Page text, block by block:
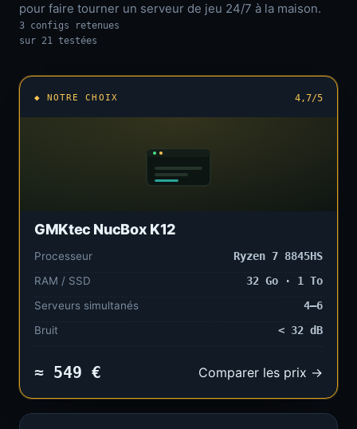
pour faire tourner un serveur de jeu 24/7 à la maison.
3 configs retenues
sur 21 testées
◆ NOTRE CHOIX 4,7/5
GMKtec NucBox K12
Processeur
Ryzen 7 8845HS
RAM / SSD
32 Go · 1 To
Serveurs simultanés
4–6
Bruit
< 32 dB
≈ 549 € Comparer les prix →